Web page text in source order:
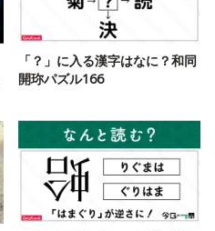
「？」に入る漢字はなに？和同
開珎パズル166